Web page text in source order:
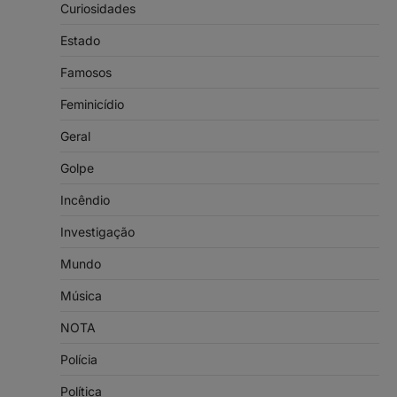
Curiosidades
Estado
Famosos
Feminicídio
Geral
Golpe
Incêndio
Investigação
Mundo
Música
NOTA
Polícia
Política